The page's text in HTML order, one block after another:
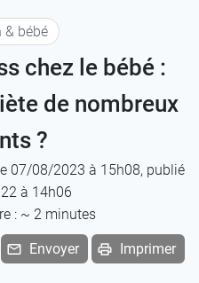
& bébé
chez le bébé :
de nombreux
?
07/08/2023 à 15h08, publié
à 14h06
: ~ 2 minutes
Envoyer Imprimer